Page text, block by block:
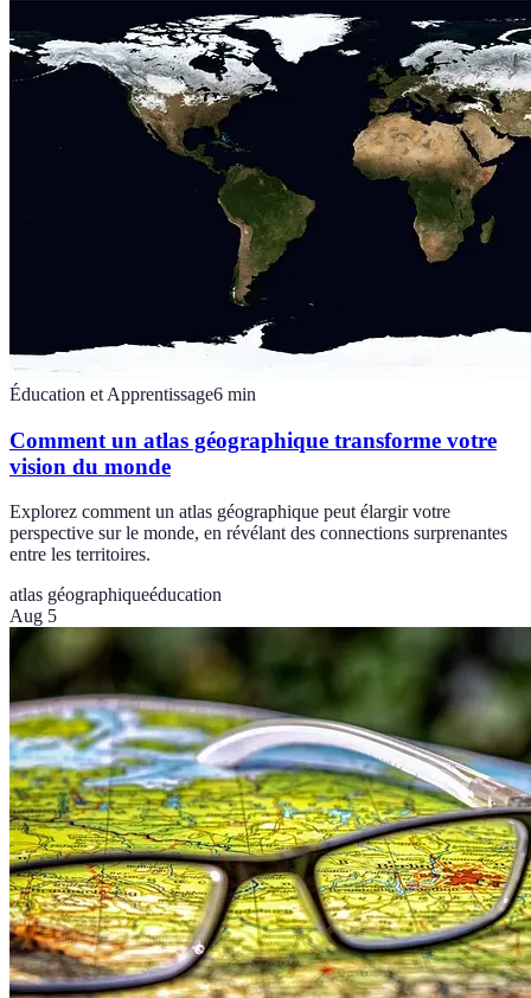
Éducation et Apprentissage6 min
Comment un atlas géographique transforme votre
vision du monde
Explorez comment un atlas géographique peut élargir votre
perspective sur le monde, en révélant des connections surprenantes
entre les territoires.
atlas géographiqueéducation
Aug 5